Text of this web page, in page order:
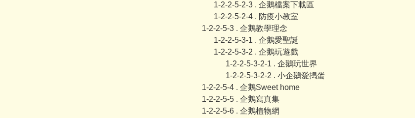
1-2-2-5-2-3 . 企鵝檔案下載區
1-2-2-5-2-4 . 防疫小教室
1-2-2-5-3 . 企鵝教學理念
1-2-2-5-3-1 . 企鵝愛聖誕
1-2-2-5-3-2 . 企鵝玩遊戲
1-2-2-5-3-2-1 . 企鵝玩世界
1-2-2-5-3-2-2 . 小企鵝愛搗蛋
1-2-2-5-4 . 企鵝Sweet home
1-2-2-5-5 . 企鵝寫真集
1-2-2-5-6 . 企鵝植物網